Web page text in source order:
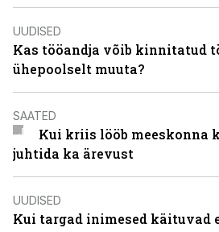
UUDISED
Kas tööandja võib kinnitatud
ühepoolselt muuta?
SAATED
Kui kriis lööb meeskonna
juhtida ka ärevust
UUDISED
Kui targad inimesed käituvad